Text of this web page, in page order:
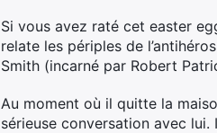
Si vous avez raté cet easter
relate les périples de
Smith (incarné par Robert
Au moment où il quitte la
sérieuse conversation avec lui.